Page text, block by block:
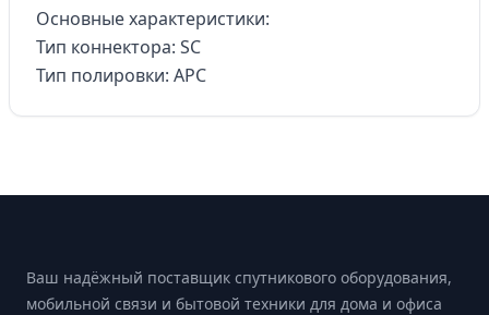
Основные характеристики:
Тип коннектора: SC
Тип полировки: APC
Ваш надёжный поставщик спутникового оборудования,
мобильной связи и бытовой техники для дома и офиса